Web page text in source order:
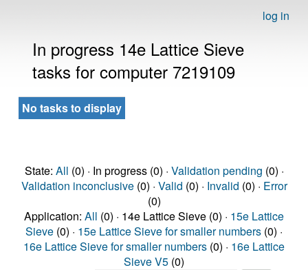
log in
In progress 14e Lattice Sieve
tasks for computer 7219109
No tasks to display
State: All (0) · In progress (0) · Validation pending (0) ·
Validation inconclusive(0) · Valid (0) · Invalid (0) · Error
(0)
Application: All (0) · 14e Lattice Sieve (0) · 15e Lattice
Sieve (0) · 15e Lattice Sieve for smaller numbers (0) ·
16e Lattice Sieve for smaller numbers (0) · 16e Lattice
Sieve V5 (0)